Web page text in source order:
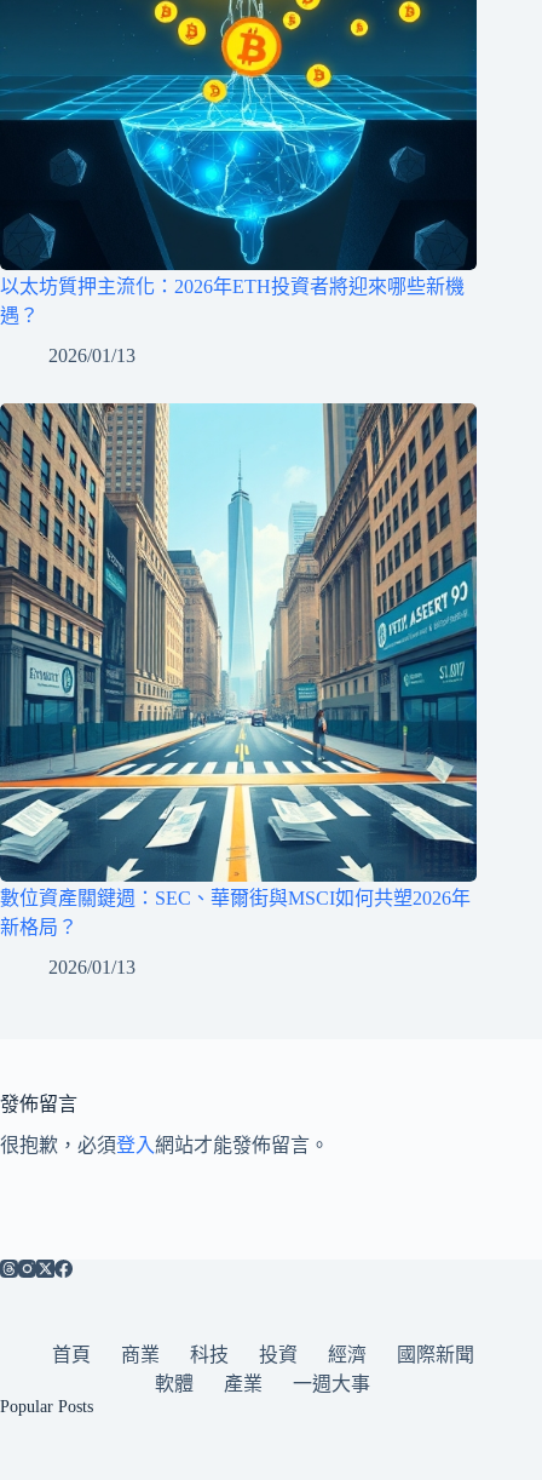
以太坊質押主流化：2026年ETH投資者將迎來哪些新機
遇？
2026/01/13
數位資產關鍵週：SEC、華爾街與MSCI如何共塑2026年
新格局？
2026/01/13
發佈留言
很抱歉，必須登入網站才能發佈留言。
首頁 商業 科技 投資 經濟
國際新聞
軟體
產業 一週大事
Popular Posts